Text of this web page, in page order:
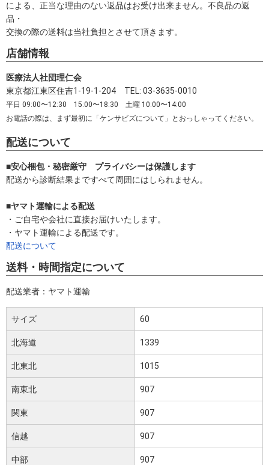
による、正当な理由のない返品はお受け出来ません。不良品の返
品・
交換の際の送料は当社負担とさせて頂きます。
店舗情報
医療法人社団理仁会
東京都江東区住吉1-19-1-204 TEL: 03-3635-0010
平日 09:00〜12:30 15:00〜18:30 土曜 10:00〜14:00
お電話の際は、まず最初に「ケンサビズについて」とおっしゃってください。
配送について
■安心梱包・秘密厳守 プライバシーは保護します
配送から診断結果まですべて周囲にはしられません。
■ヤマト運輸による配送
・ご自宅や会社に直接お届けいたします。
・ヤマト運輸による配送です。
配送について
送料・時間指定について
配送業者：ヤマト運輸
サイズ
北海道
北東北
南東北
関東
信越
中部
60
1339
1015
907
907
907
907